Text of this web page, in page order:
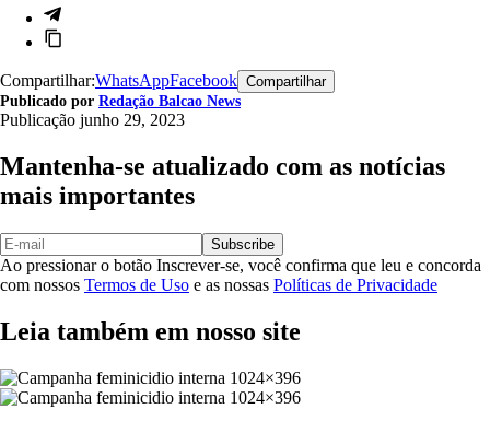
Compartilhar:WhatsAppFacebook Compartilhar
Publicado por Redação Balcao News
Publicação junho 29, 2023
Mantenha-se atualizado com as notícias
mais importantes
Subscribe
Ao pressionar o botão Inscrever-se, você confirma que leu e concorda
com nossos Termos de Uso e as nossas Políticas de Privacidade
Leia também em nosso site